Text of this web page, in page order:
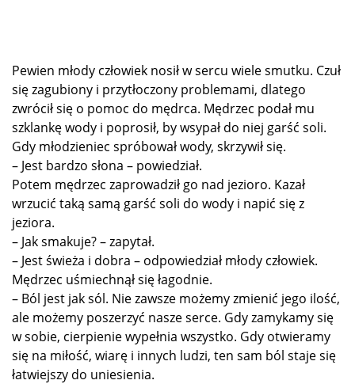
Pewien młody człowiek nosił w sercu wiele smutku. Czuł
się zagubiony i przytłoczony problemami, dlatego
zwrócił się o pomoc do mędrca. Mędrzec podał mu
szklankę wody i poprosił, by wsypał do niej garść soli.
Gdy młodzieniec spróbował wody, skrzywił się.
– Jest bardzo słona – powiedział.
Potem mędrzec zaprowadził go nad jezioro. Kazał
wrzucić taką samą garść soli do wody i napić się z
jeziora.
– Jak smakuje? – zapytał.
– Jest świeża i dobra – odpowiedział młody człowiek.
Mędrzec uśmiechnął się łagodnie.
– Ból jest jak sól. Nie zawsze możemy zmienić jego ilość,
ale możemy poszerzyć nasze serce. Gdy zamykamy się
w sobie, cierpienie wypełnia wszystko. Gdy otwieramy
się na miłość, wiarę i innych ludzi, ten sam ból staje się
łatwiejszy do uniesienia.